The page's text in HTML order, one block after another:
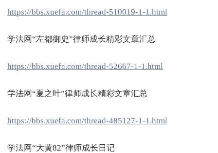
https://bbs.xuefa.com/thread-510019-1-1.html
学法网“左都御史”律师成长精彩文章汇总
https://bbs.xuefa.com/thread-52667-1-1.html
学法网“夏之叶”律师成长精彩文章汇总
https://bbs.xuefa.com/thread-485127-1-1.html
学法网“大黄82”律师成长日记